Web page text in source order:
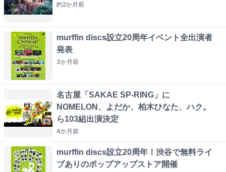
約2か月前
murffin discs設立20周年イベント全出演者
発表
3か月前
名古屋「SAKAE SP-RING」に
NOMELON、よだか、柏木ひなた、ハク。
ら103組出演決定
4か月前
murffin discs設立20周年！渋谷で無料ライ
ブありのポップアップストア開催